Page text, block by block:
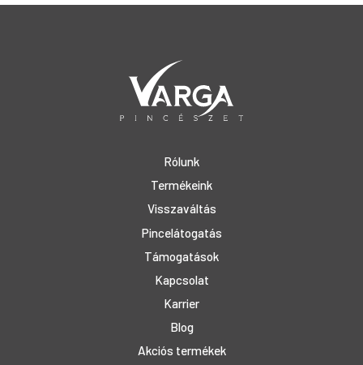
Rólunk
Termékeink
Visszaváltás
Pincelátogatás
Támogatások
Kapcsolat
Karrier
Blog
Akciós termékek